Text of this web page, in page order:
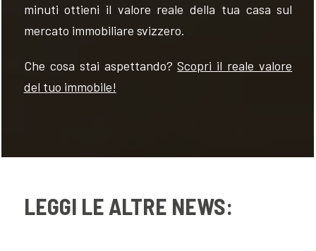
minuti ottieni il valore reale della tua casa sul
mercato immobiliare svizzero.
Che cosa stai aspettando?Scopri il reale valore
del tuo immobile!
LEGGI LE ALTRE NEWS: